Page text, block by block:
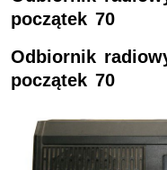
początek 70
Odbiornik
początek 70